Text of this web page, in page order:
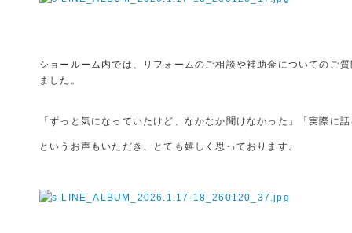
ショールーム内では、リフォームのご相談や補助金についてのご
ました。
「ずっと気になっていたけど、なかなか聞けなかった」「実際に
というお声もいただき、とても嬉しく思っております。